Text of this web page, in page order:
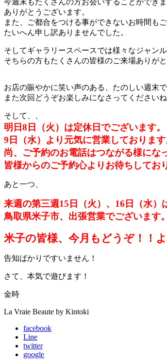
ありがとうございます。
また、ご都合をつける事ができないお時間もご
たいへん申し訳ありませんでした。
そしてギャラリースペースでは様々なジャン
そちらの方もたくさんの皆様のご来場ありがと
お店の賑やかに笑い声のある、たのしい週末で
また次回どうぞお楽しみになさってくださいね
そして、、
明日8日（火）は定休日でございます。
9日（水）より元気に営業しております
尚、ご予約のお電話はつながる様にな
皆様からのご予約心よりお待ちしてお
あと一つ、
来週の第三週15日（火）、16日（水）
鳥取県米子市、出張営業でございます。
米子の皆様、今月もどうぞ！！
告知ばかりですいません！
さて、本気で遊びます！
金時
La Vraie Beaute by Kintoki
facebook
Line
twitter
google